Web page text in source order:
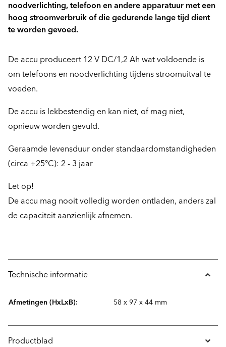
noodverlichting, telefoon en andere apparatuur met een
hoog stroomverbruik of die gedurende lange tijd dient
te worden gevoed.
De accu produceert 12 V DC/1,2 Ah wat voldoende is
om telefoons en noodverlichting tijdens stroomuitval te
voeden.
De accu is lekbestendig en kan niet, of mag niet,
opnieuw worden gevuld.
Geraamde levensduur onder standaardomstandigheden
(circa +25°C): 2 - 3 jaar
Let op!
De accu mag nooit volledig worden ontladen, anders zal
de capaciteit aanzienlijk afnemen.
Technische informatie
Afmetingen (HxLxB): 58 x 97 x 44 mm
Productblad